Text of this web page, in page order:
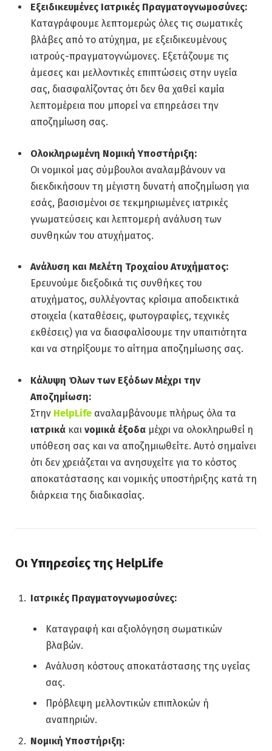
Εξειδικευμένες Ιατρικές Πραγματογνωμοσύνες:
Καταγράφουμε λεπτομερώς όλες τις σωματικές
βλάβες από το ατύχημα, με εξειδικευμένους
ιατρούς-πραγματογνώμονες. Εξετάζουμε τις
άμεσες και μελλοντικές επιπτώσεις στην υγεία
σας, διασφαλίζοντας ότι δεν θα χαθεί καμία
λεπτομέρεια που μπορεί να επηρεάσει την
αποζημίωση σας.
Ολοκληρωμένη Νομική Υποστήριξη:
Οι νομικοί μας σύμβουλοι αναλαμβάνουν να
διεκδικήσουν τη μέγιστη δυνατή αποζημίωση για
εσάς, βασισμένοι σε τεκμηριωμένες ιατρικές
γνωματεύσεις και λεπτομερή ανάλυση των
συνθηκών του ατυχήματος.
Ανάλυση και Μελέτη Τροχαίου Ατυχήματος:
Ερευνούμε διεξοδικά τις συνθήκες του
ατυχήματος, συλλέγοντας κρίσιμα αποδεικτικά
στοιχεία (καταθέσεις, φωτογραφίες, τεχνικές
εκθέσεις) για να διασφαλίσουμε την υπαιτιότητα
και να στηρίξουμε το αίτημα αποζημίωσης σας.
Κάλυψη Όλων των Εξόδων Μέχρι την
Αποζημίωση:
Στην HelpLife αναλαμβάνουμε πλήρως όλα τα
ιατρικά και νομικά έξοδα μέχρι να ολοκληρωθεί η
υπόθεση σας και να αποζημιωθείτε. Αυτό σημαίνει
ότι δεν χρειάζεται να ανησυχείτε για το κόστος
αποκατάστασης και νομικής υποστήριξης κατά τη
διάρκεια της διαδικασίας.
Οι Υπηρεσίες της HelpLife
Ιατρικές Πραγματογνωμοσύνες:
Καταγραφή και αξιολόγηση σωματικών
βλαβών.
Ανάλυση κόστους αποκατάστασης της υγείας
σας.
Πρόβλεψη μελλοντικών επιπλοκών ή
αναπηριών.
Νομική Υποστήριξη: